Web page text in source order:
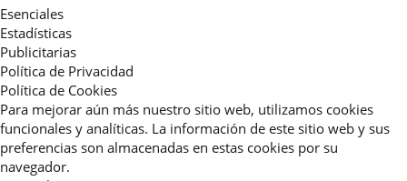
Esenciales
Estadísticas
Publicitarias
Política de Privacidad
Política de Cookies
Para mejorar aún más nuestro sitio web, utilizamos cookies
funcionales y analíticas. La información de este sitio web y sus
preferencias son almacenadas en estas cookies por su
navegador.